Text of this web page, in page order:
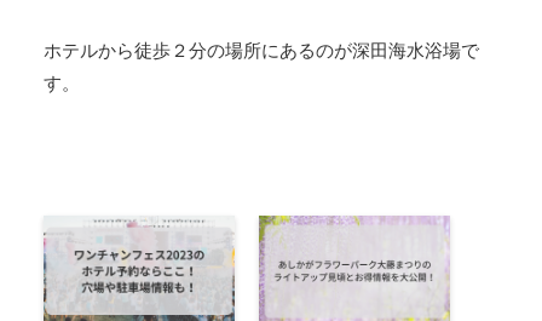
ホテルから徒歩２分の場所にあるのが深田海水浴場で
す。